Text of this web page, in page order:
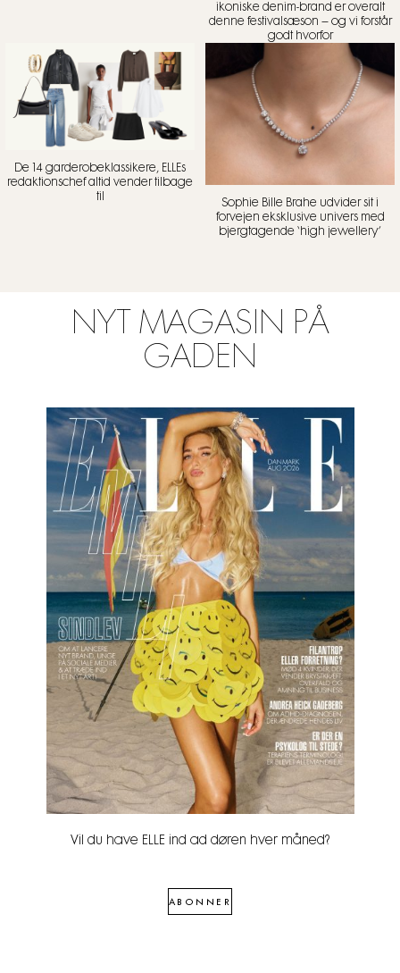
ikoniske denim-brand er overalt
denne festivalsæson – og vi forstår
godt hvorfor
De 14 garderobeklassikere, ELLEs
redaktionschef altid vender tilbage
til
Sophie Bille Brahe udvider sit i
forvejen eksklusive univers med
bjergtagende ‘high jewellery’
NYT MAGASIN PÅ
GADEN
Vil du have ELLE ind ad døren hver måned?
ABONNER